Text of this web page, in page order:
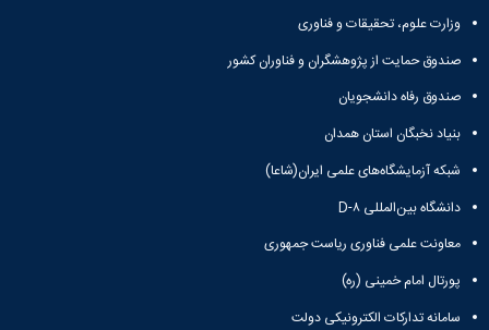
وزارت علوم، تحقیقات و فناوری
صندوق حمایت از پژوهشگران و فناوران کشور
صندوق رفاه دانشجویان
بنیاد نخبگان استان همدان
شبکه آزمایشگاه‌های علمی ایران(شاعا)
دانشگاه بین‌المللی D-۸
معاونت علمی فناوری ریاست جمهوری
پورتال امام خمینی (ره)
سامانه تدارکات الکترونیکی دولت